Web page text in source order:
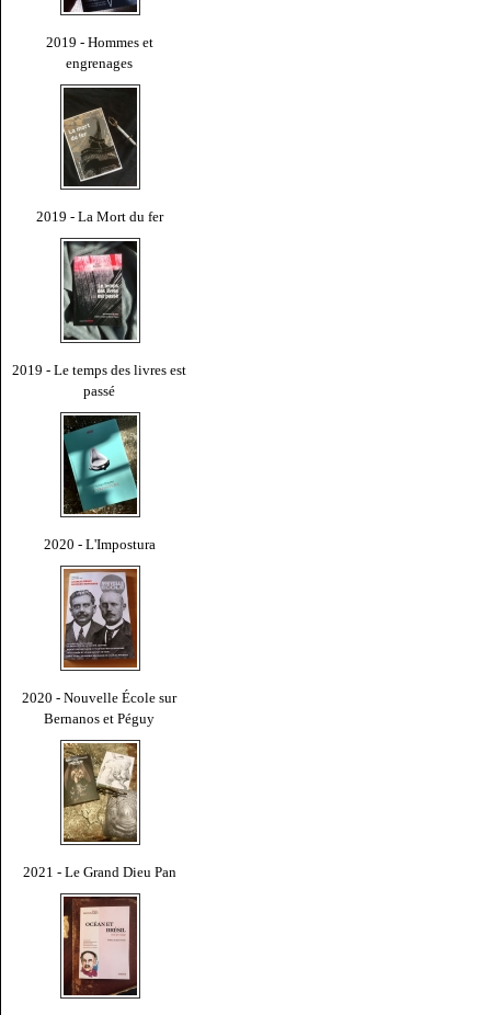
2019 - Hommes et
engrenages
2019 - La Mort du fer
2019 - Le temps des livres est
passé
2020 - L'Impostura
2020 - Nouvelle École sur
Bernanos et Péguy
2021 - Le Grand Dieu Pan